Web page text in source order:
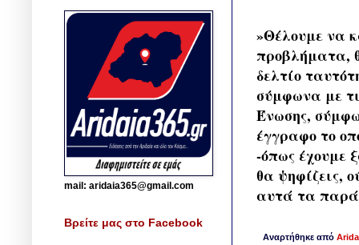
»Θέλουμε να
προβλήματα,
δελτίο
σύμφωνα με
Ένωσης,
έγγραφο το
-όπως έχουμε
θα ψηφίζεις,
αυτά τα
Αναρτήθηκε από
mail: aridaia365@gmail.com
Βρείτε μας στο Facebook